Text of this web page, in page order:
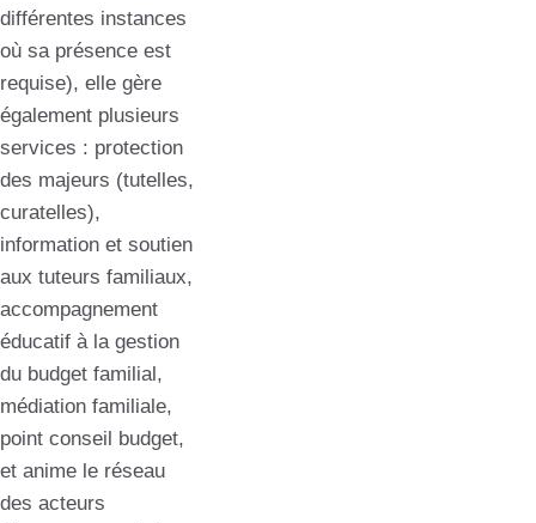
différentes instances
où sa présence est
requise), elle gère
également plusieurs
services : protection
des majeurs (tutelles,
curatelles),
information et soutien
aux tuteurs familiaux,
accompagnement
éducatif à la gestion
du budget familial,
médiation familiale,
point conseil budget,
et anime le réseau
des acteurs